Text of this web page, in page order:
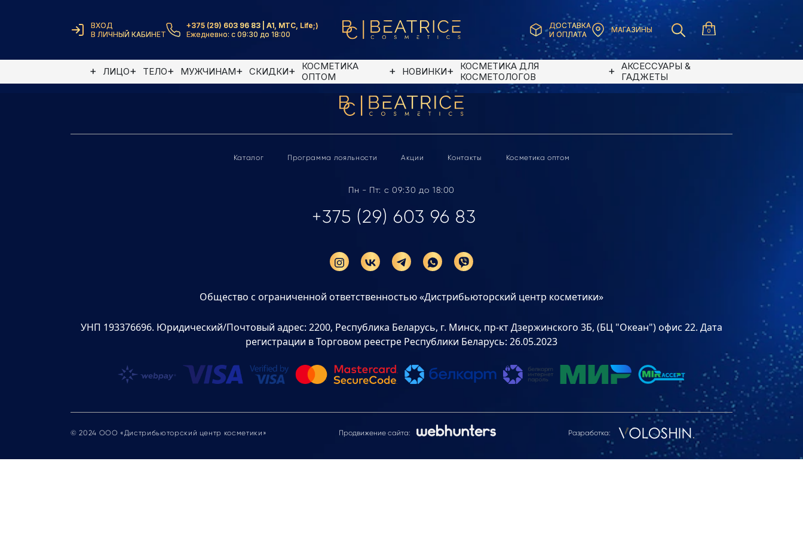
ВХОД
В ЛИЧНЫЙ КАБИНЕТ
+375 (29) 603 96 83 | A1, MTC, Life;)
Ежедневно: с 09:30 до 18:00
ДОСТАВКА
И ОПЛАТА
МАГАЗИНЫ 0
ЛИЦО ТЕЛО МУЖЧИНАМ СКИДКИ
КОСМЕТИКА
ОПТОМ
НОВИНКИ
КОСМЕТИКА ДЛЯ
КОСМЕТОЛОГОВ
АКСЕССУАРЫ &
ГАДЖЕТЫ
Элемент не найден
Каталог Программа лояльности Акции Контакты Косметика оптом
Пн - Пт: с 09:30 до 18:00
+375 (29) 603 96 83
Общество с ограниченной ответственностью «Дистрибьюторский центр косметики»
УНП 193376696. Юридический/Почтовый адрес: 2200, Республика Беларусь, г. Минск, пр-кт Дзержинского 3Б, (БЦ "Океан") офис 22. Дата
регистрации в Торговом реестре Республики Беларусь: 26.05.2023
© 2024 ООО «Дистрибьюторский центр косметики» Продвижение сайта: Разработка: